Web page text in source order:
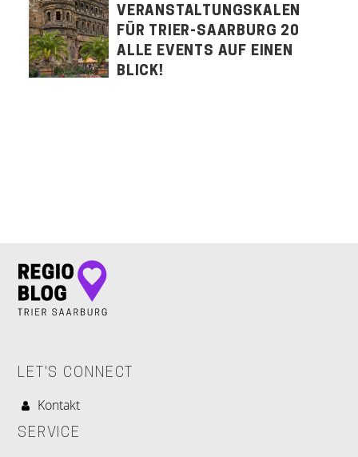
VERANSTALTUNGSKALENDER
FÜR TRIER-SAARBURG 2026:
ALLE EVENTS AUF EINEN
BLICK!
LET'S CONNECT
Kontakt
SERVICE